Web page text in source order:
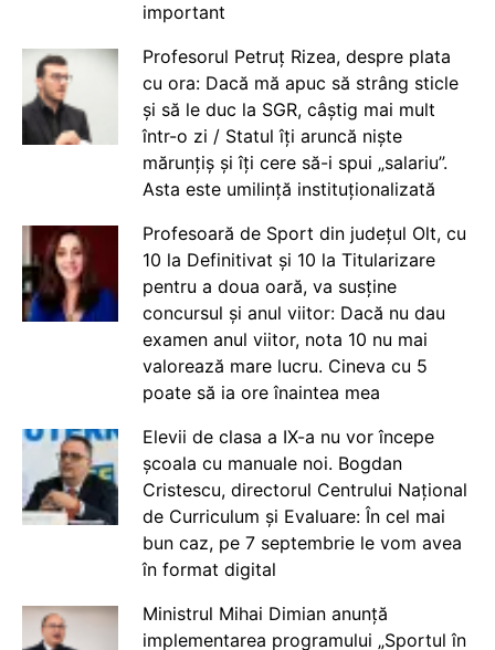
important
Profesorul Petruț Rizea, despre plata
cu ora: Dacă mă apuc să strâng sticle
și să le duc la SGR, câștig mai mult
într-o zi / Statul îți aruncă niște
mărunțiș și îți cere să-i spui „salariu”.
Asta este umilință instituționalizată
Profesoară de Sport din județul Olt, cu
10 la Definitivat și 10 la Titularizare
pentru a doua oară, va susține
concursul și anul viitor: Dacă nu dau
examen anul viitor, nota 10 nu mai
valorează mare lucru. Cineva cu 5
poate să ia ore înaintea mea
Elevii de clasa a IX-a nu vor începe
școala cu manuale noi. Bogdan
Cristescu, directorul Centrului Național
de Curriculum și Evaluare: În cel mai
bun caz, pe 7 septembrie le vom avea
în format digital
Ministrul Mihai Dimian anunță
implementarea programului „Sportul în